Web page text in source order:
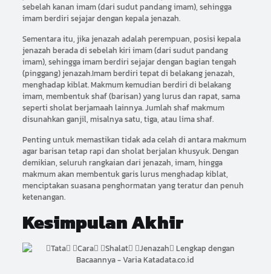
sebelah kanan imam (dari sudut pandang imam), sehingga
imam berdiri sejajar dengan kepala jenazah.
Sementara itu, jika jenazah adalah perempuan, posisi kepala
jenazah berada di sebelah kiri imam (dari sudut pandang
imam), sehingga imam berdiri sejajar dengan bagian tengah
(pinggang) jenazah.Imam berdiri tepat di belakang jenazah,
menghadap kiblat. Makmum kemudian berdiri di belakang
imam, membentuk shaf (barisan) yang lurus dan rapat, sama
seperti sholat berjamaah lainnya. Jumlah shaf makmum
disunahkan ganjil, misalnya satu, tiga, atau lima shaf.
Penting untuk memastikan tidak ada celah di antara makmum
agar barisan tetap rapi dan sholat berjalan khusyuk. Dengan
demikian, seluruh rangkaian dari jenazah, imam, hingga
makmum akan membentuk garis lurus menghadap kiblat,
menciptakan suasana penghormatan yang teratur dan penuh
ketenangan.
Kesimpulan Akhir